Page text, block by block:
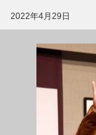
2022年4月29日